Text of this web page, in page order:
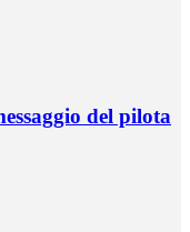
del pilota